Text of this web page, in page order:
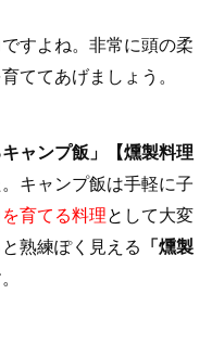
すよね。非常に頭の柔
育ててあげましょう。
ャンプ飯」【燻製料理
キャンプ飯は手軽に子
育てる料理と して大変
熟練ぽく見える
「燻製